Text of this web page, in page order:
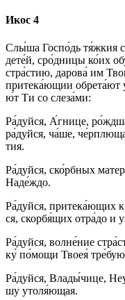
Икос 4
Слы́­ша Гос­по́дь тя́жкия
дете́й, сро́дницы ко́их
стра́стию, да­ро­ва́ им
притека́ющии обрета́ют
ю́т Ти со сле­за́­ми:
Ра́­дуй­ся, А́гнице,
ра́­дуй­ся, ча́ше,
тия.
Ра́­дуй­ся, ско́рб­ных
На­де́ж­до.
Ра́­дуй­ся, при­те­ка́ю­щих
ся, скор­бя́­щих от­ра́­до и
Ра́­дуй­ся, волне́ние
ку́ по́­мо­щи Твоея́
Ра́­дуй­ся, Вла­ды́­чи­це,
шу утоля́ющая.